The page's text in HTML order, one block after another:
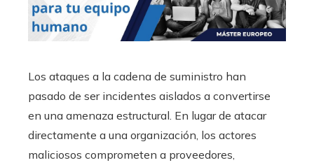
Los ataques a la cadena de suministro han
pasado de ser incidentes aislados a convertirse
en una amenaza estructural. En lugar de atacar
directamente a una organización, los actores
maliciosos comprometen a proveedores,